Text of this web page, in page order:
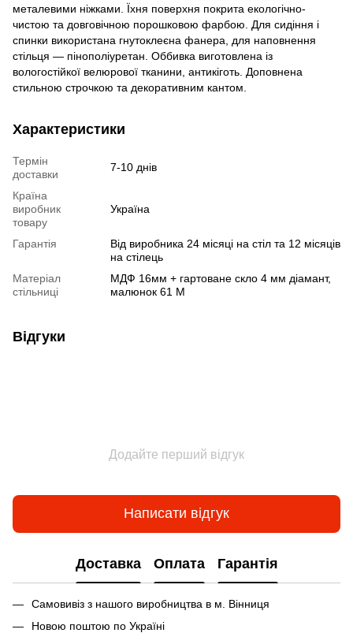
металевими ніжками. Їхня поверхня покрита екологічно-
чистою та довговічною порошковою фарбою. Для сидіння і
спинки використана гнутоклеєна фанера, для наповнення
стільця — пінополіуретан. Оббивка виготовлена із
вологостійкої велюрової тканини, антикіготь. Доповнена
стильною строчкою та декоративним кантом.
Характеристики
Термін
доставки
7-10 днів
Країна
виробник
товару
Україна
Гарантія
Від виробника 24 місяці на стіл та 12 місяців
на стілець
Матеріал
стільниці
МДФ 16мм + гартоване скло 4 мм діамант,
малюнок 61 М
Відгуки
Додайте перший відгук
Написати відгук
Доставка Оплата Гарантія
Самовивіз з нашого виробництва в м. Вінниця
Новою поштою по Україні